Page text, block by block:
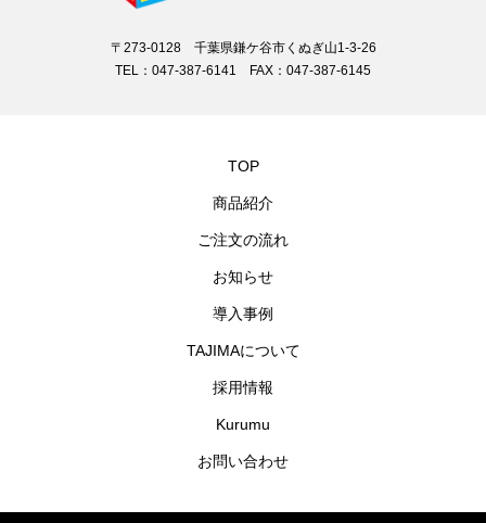
〒273-0128 千葉県鎌ケ谷市くぬぎ山1-3-26
TEL：047-387-6141 FAX：047-387-6145
TOP
商品紹介
ご注文の流れ
お知らせ
導入事例
TAJIMAについて
採用情報
Kurumu
お問い合わせ